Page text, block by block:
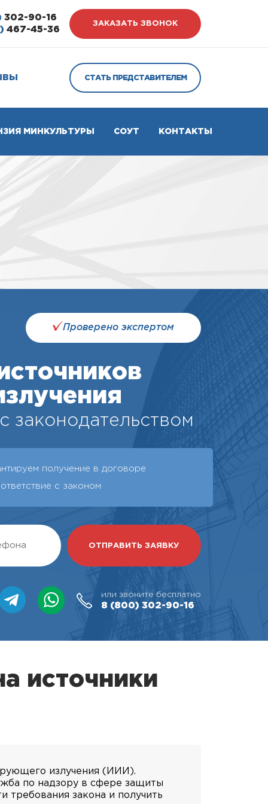
302-90-16
467-45-36
ЗАКАЗАТЬ ЗВОНОК
СТАТЬ ПРЕДСТАВИТЕЛЕМ
МИНКУЛЬТУРЫ СОУТ КОНТАКТЫ
Проверено экспертом
законодательством
получение в договоре
с законом
или звоните бесплатно
8 (800) 302-90-16
источники
излучения (ИИИ).
по надзору в сфере защиты
требования закона и получить